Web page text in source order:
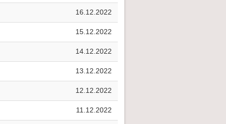
16.12.2022
15.12.2022
14.12.2022
13.12.2022
12.12.2022
11.12.2022